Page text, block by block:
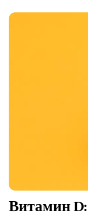
Витамин D: